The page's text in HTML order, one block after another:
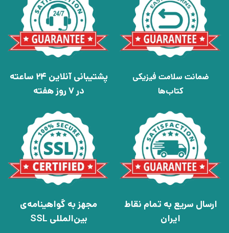
ضمانت سلامت فیزیکی
کتاب‌ها
پشتیبانی آنلاین 24 ساعته
در 7 روز هفته
ارسال سریع به تمام نقاط
ایران
مجهز به گواهینامه‌ی
بین‌المللی SSL